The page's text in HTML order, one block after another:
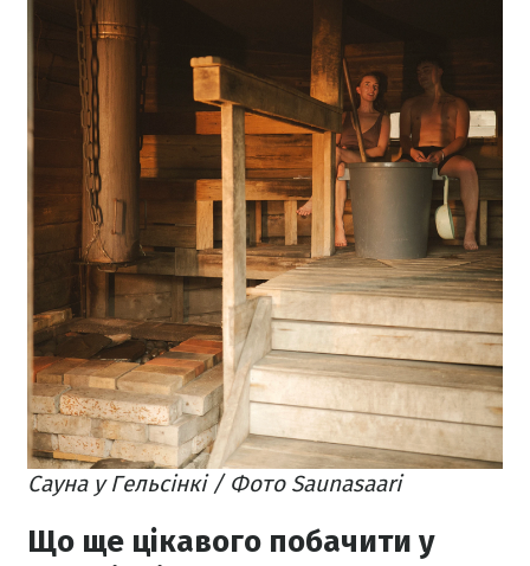
Сауна у Гельсінкі / Фото Saunasaari
Що ще цікавого побачити у